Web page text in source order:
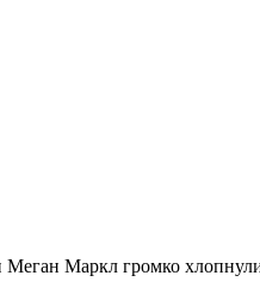
Маркл громко